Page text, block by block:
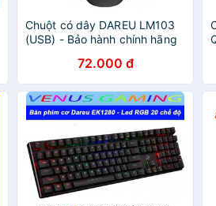
Chuột có dây DAREU LM103
(USB) - Bảo hành chính hãng
72.000 đ